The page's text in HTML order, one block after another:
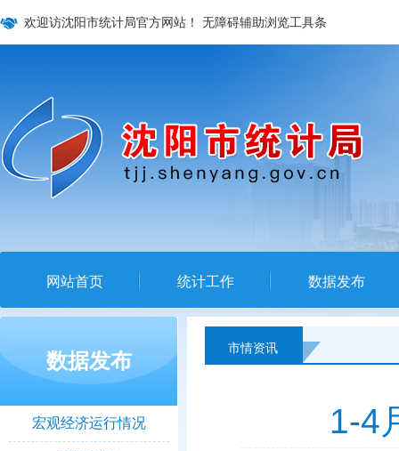
欢迎访沈阳市统计局官方网站！ 无障碍辅助浏览工具条
网站首页 统计工作 数据发布
数据发布
宏观经济运行情况
市情资讯
1-4